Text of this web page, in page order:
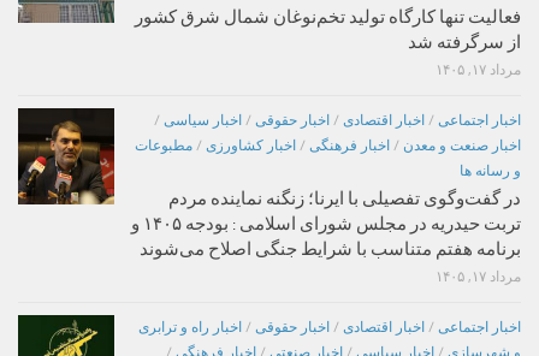
فعالیت تنها کارگاه تولید تخم‌نوغان شمال شرق کشور
از سرگرفته شد
مرداد ۱۷, ۱۴۰۵
اخبار اجتماعی / اخبار اقتصادی / اخبار حقوقی / اخبار سیاسی /
اخبار صنعت و معدن / اخبار فرهنگی / اخبار کشاورزی / مطبوعات
و رسانه ها
در گفت‌وگوی تفصیلی با ایرنا؛ زنگنه نماینده مردم
تربت حیدریه در مجلس شورای اسلامی : بودجه ۱۴۰۵ و
برنامه هفتم متناسب با شرایط جنگی اصلاح می‌شوند
مرداد ۱۷, ۱۴۰۵
اخبار اجتماعی / اخبار اقتصادی / اخبار حقوقی / اخبار راه و ترابری